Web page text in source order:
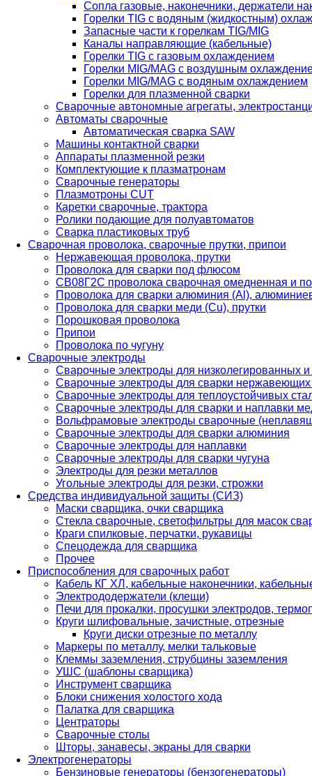
Сопла газовые, наконечники, держатели
Горелки TIG с водяным (жидкостным)
Запасные части к горелкам TIG/MIG
Каналы направляющие (кабельные)
Горелки TIG с газовым охлаждением
Горелки MIG/MAG с воздушным
Горелки MIG/MAG с водяным охлаждением
Горелки для плазменной сварки
Сварочные автономные агрегаты,
Автоматы сварочные
Автоматическая сварка SAW
Машины контактной сварки
Аппараты плазменной резки
Комплектующие к плазматронам
Сварочные генераторы
Плазмотроны CUT
Каретки сварочные, трактора
Ролики подающие для полуавтоматов
Сварка пластиковых труб
Сварочная проволока, сварочные прутки, припои
Нержавеющая проволока, прутки
Проволока для сварки под флюсом
СВ08Г2С проволока сварочная омедненная и
Проволока для сварки алюминия (Al),
Проволока для сварки меди (Cu), прутки
Порошковая проволока
Припои
Проволока по чугуну
Сварочные электроды
Сварочные электроды для низколегированных и
Сварочные электроды для сварки
Сварочные электроды для теплоустойчивых
Сварочные электроды для сварки и наплавки
Вольфрамовые электроды сварочные
Сварочные электроды для сварки алюминия
Сварочные электроды для наплавки
Сварочные электроды для сварки чугуна
Электроды для резки металлов
Угольные электроды для резки, строжки
Средства индивидуальной защиты (СИЗ)
Маски сварщика, очки сварщика
Стекла сварочные, светофильтры для масок
Краги спилковые, перчатки, рукавицы
Спецодежда для сварщика
Прочее
Приспособления для сварочных работ
Кабель КГ ХЛ, кабельные наконечники,
Электрододержатели (клещи)
Печи для прокалки, просушки электродов,
Круги шлифовальные, зачистные, отрезные
Круги диски отрезные по металлу
Маркеры по металлу, мелки тальковые
Клеммы заземления, струбцины заземления
УШС (шаблоны сварщика)
Инструмент сварщика
Блоки снижения холостого хода
Палатка для сварщика
Центраторы
Сварочные столы
Шторы, занавесы, экраны для сварки
Электрогенераторы
Бензиновые генераторы (бензогенераторы)